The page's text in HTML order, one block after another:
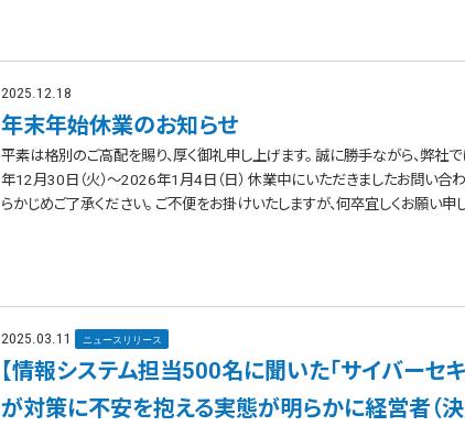
2025.12.18
年末年始休業のお知らせ
平素は格別のご高配を賜り、厚く御礼申し上げます。 誠に勝手ながら、弊
年12月30日（火）～2026年1月4日（日） 休業中にいただきましたお問い合
らかじめご了承ください。 ご不便をお掛けいたしますが、何卒宜しくお願い申し
2025.03.11 ニュースリリース
【情報システム担当500名に聞いた「サイバーセ
が対策に不安を抱える実態が明らかに経営者（